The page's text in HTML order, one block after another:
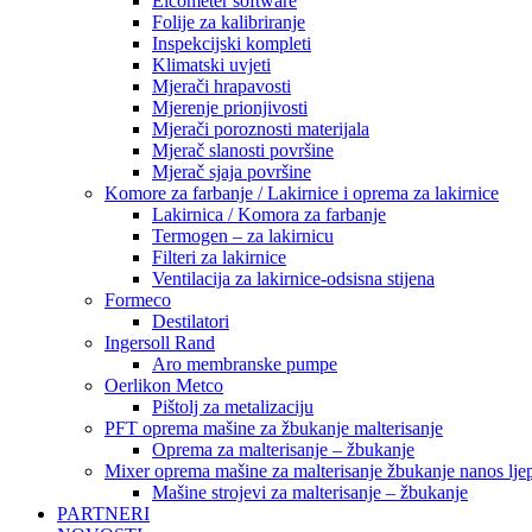
Folije za kalibriranje
Inspekcijski kompleti
Klimatski uvjeti
Mjerači hrapavosti
Mjerenje prionjivosti
Mjerači poroznosti materijala
Mjerač slanosti površine
Mjerač sjaja površine
Komore za farbanje / Lakirnice i oprema za lakirnice
Lakirnica / Komora za farbanje
Termogen – za lakirnicu
Filteri za lakirnice
Ventilacija za lakirnice-odsisna stijena
Formeco
Destilatori
Ingersoll Rand
Aro membranske pumpe
Oerlikon Metco
Pištolj za metalizaciju
PFT oprema mašine za žbukanje malterisanje
Oprema za malterisanje – žbukanje
Mixer oprema mašine za malterisanje žbukanje nanos
Mašine strojevi za malterisanje – žbukanje
PARTNERI